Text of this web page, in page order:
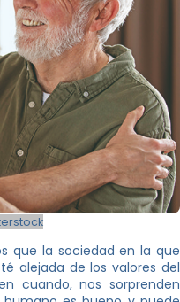
que la sociedad en la que
alejada de los valores del
cuando, nos sorprenden